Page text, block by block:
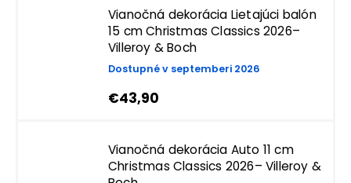
Vianočná dekorácia Lietajúci balón
15 cm Christmas Classics 2026–
Villeroy & Boch
Dostupné v septemberi 2026
€43,90
Vianočná dekorácia Auto 11 cm
Christmas Classics 2026– Villeroy &